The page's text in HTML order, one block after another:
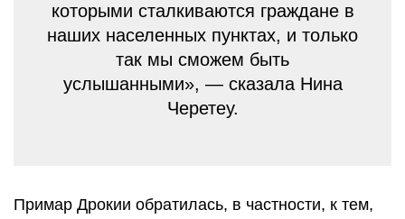
которыми сталкиваются граждане в
наших населенных пунктах, и только
так мы сможем быть
услышанными», — сказала Нина
Черетеу.
Примар Дрокии обратилась, в частности, к тем,